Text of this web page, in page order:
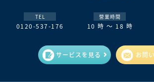
TEL
0120-537-176
營業時間
10 時 ～ 18 時
サービスを見る お問